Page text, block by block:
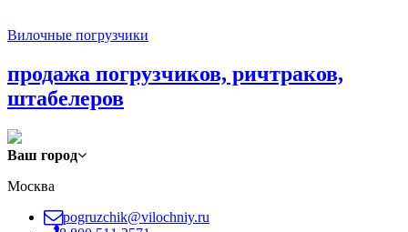
Вилочные погрузчики
продажа погрузчиков, ричтраков,
штабелеров
Ваш город
Москва
pogruzchik@vilochniy.ru